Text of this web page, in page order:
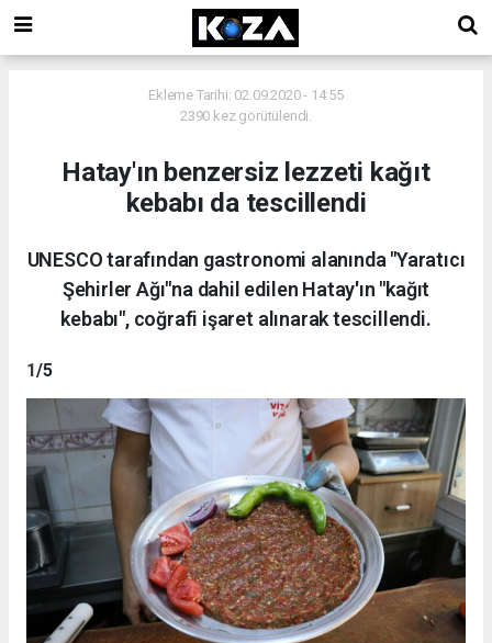
Ekleme Tarihi: 02.09.2020 - 14:55
2390 kez görütülendi.
Hatay'ın benzersiz lezzeti kağıt
kebabı da tescillendi
UNESCO tarafından gastronomi alanında "Yaratıcı
Şehirler Ağı"na dahil edilen Hatay'ın "kağıt
kebabı", coğrafi işaret alınarak tescillendi.
1/5